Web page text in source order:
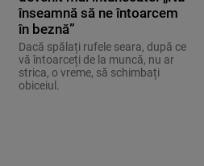
înseamnă să ne întoarcem
în beznă”
Dacă spălați rufele seara, după ce
vă întoarceți de la muncă, nu ar
strica, o vreme, să schimbați
obiceiul.